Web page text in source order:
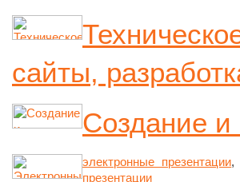
сайты,
Создание и
электронные презентации,
презентации